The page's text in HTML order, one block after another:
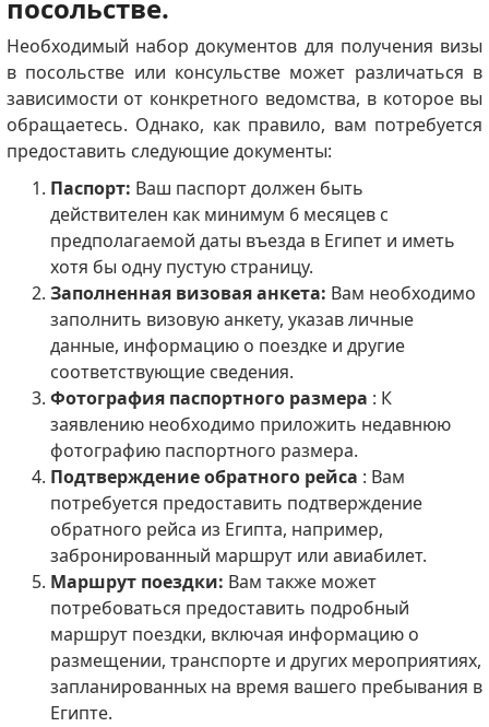
посольстве.
Необходимый набор документов для получения визы
в посольстве или консульстве может различаться в
зависимости от конкретного ведомства, в которое вы
обращаетесь. Однако, как правило, вам потребуется
предоставить следующие документы:
Паспорт: Ваш паспорт должен быть
действителен как минимум 6 месяцев с
предполагаемой даты въезда в Египет и иметь
хотя бы одну пустую страницу.
Заполненная визовая анкета: Вам необходимо
заполнить визовую анкету, указав личные
данные, информацию о поездке и другие
соответствующие сведения.
Фотография паспортного размера : К
заявлению необходимо приложить недавнюю
фотографию паспортного размера.
Подтверждение обратного рейса : Вам
потребуется предоставить подтверждение
обратного рейса из Египта, например,
забронированный маршрут или авиабилет.
Маршрут поездки: Вам также может
потребоваться предоставить подробный
маршрут поездки, включая информацию о
размещении, транспорте и других мероприятиях,
запланированных на время вашего пребывания в
Египте.